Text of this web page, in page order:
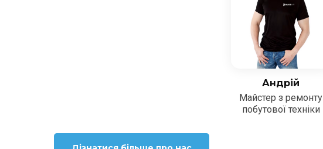
Андрій
Майстер з ремонту
побутової техніки